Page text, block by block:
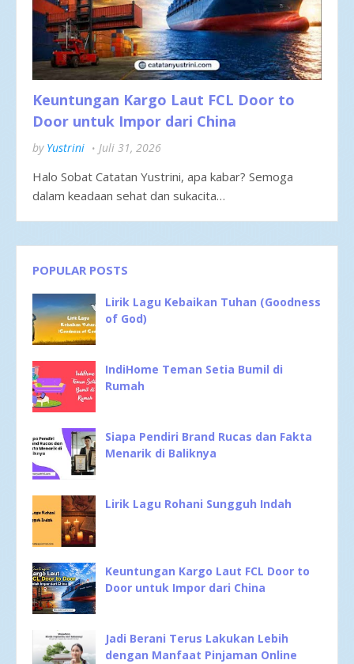
Keuntungan Kargo Laut FCL Door to
Door untuk Impor dari China
by Yustrini Juli 31, 2026
Halo Sobat Catatan Yustrini, apa kabar? Semoga
dalam keadaan sehat dan sukacita…
POPULAR POSTS
Lirik Lagu Kebaikan Tuhan (Goodness
of God)
IndiHome Teman Setia Bumil di
Rumah
Siapa Pendiri Brand Rucas dan Fakta
Menarik di Baliknya
Lirik Lagu Rohani Sungguh Indah
Keuntungan Kargo Laut FCL Door to
Door untuk Impor dari China
Jadi Berani Terus Lakukan Lebih
dengan Manfaat Pinjaman Online